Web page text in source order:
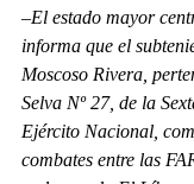
–El estado mayor
informa que el
Moscoso Rivera,
Selva Nº 27, de la
Ejército Nacional,
combates entre las